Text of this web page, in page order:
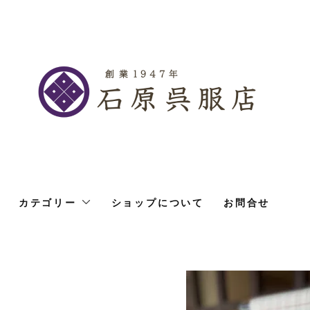
カテゴリー ショップについて お問合せ